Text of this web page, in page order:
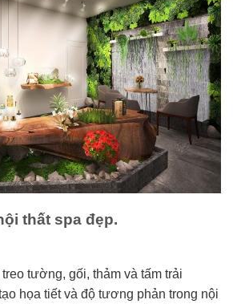
thất spa đẹp.
tường, gối, thảm và tấm trải
họa tiết và độ tương phản trong nội